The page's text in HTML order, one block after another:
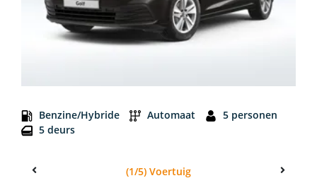
(1/5) Voertuig
Benzine/Hybride
Automaat
5 personen
5 deurs